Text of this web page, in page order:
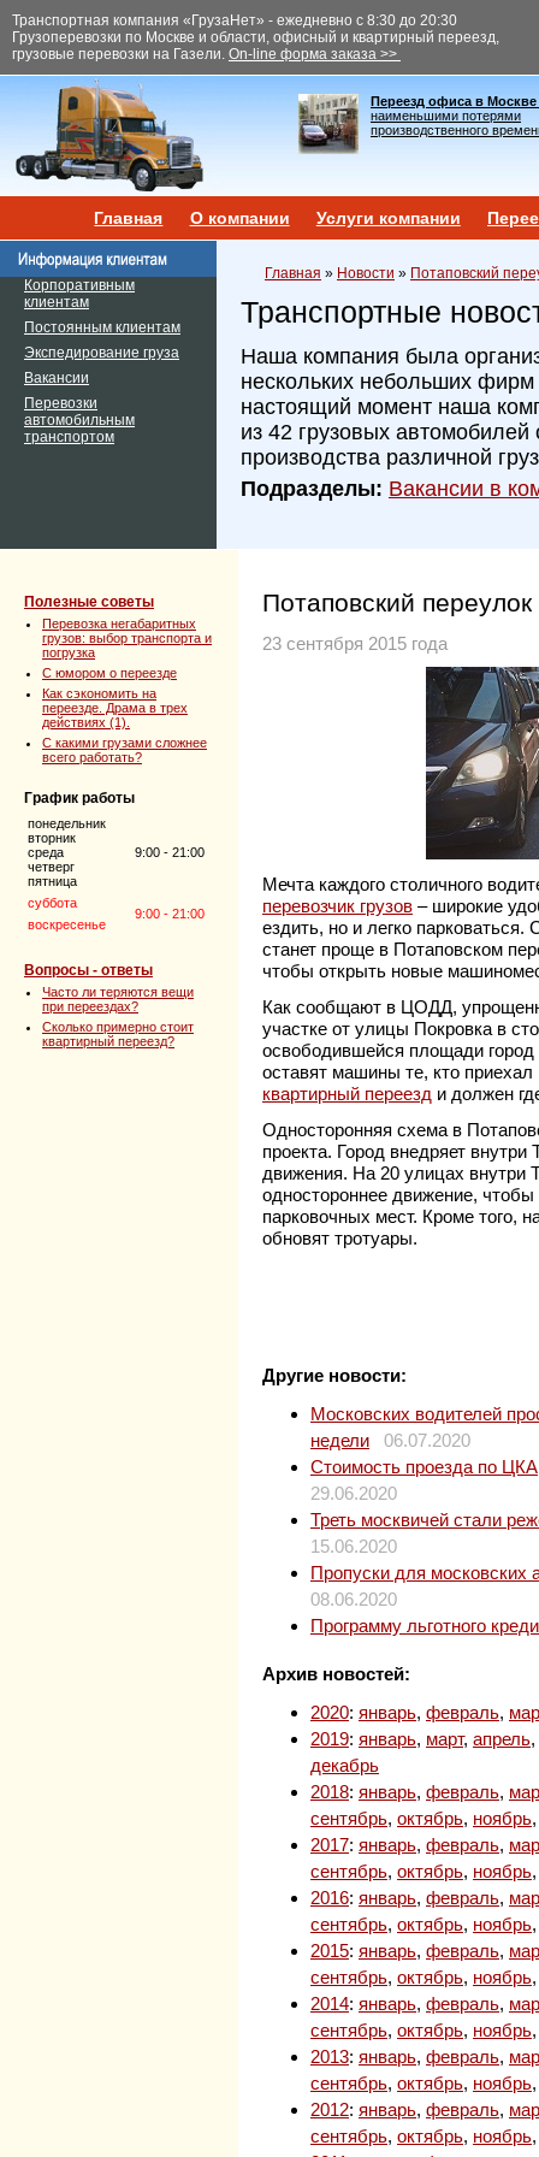
Транспортная компания «ГрузаНет» - ежедневно с 8:30 до 20:30
Грузоперевозки по Москве и области, офисный и квартирный переезд,
грузовые перевозки на Газели. On-line форма заказа >>
Переезд офиса в Москве
наименьшими потерями
производственного
Главная О компании Услуги компании
Корпоративным
клиентам
Постоянным клиентам
Экспедирование груза
Вакансии
Перевозки
автомобильным
транспортом
Главная » Новости » Потаповский
Транспортные
Наша компания была
нескольких небольших фирм
настоящий момент наша
из 42 грузовых автомобилей
производства различной
Подразделы: Вакансии в
Полезные советы
Перевозка негабаритных
грузов: выбор транспорта и
погрузка
C юмором о переезде
Как сэкономить на
переезде. Драма в трех
действиях (1).
С какими грузами сложнее
всего работать?
График работы
понедельник
вторник
среда
четверг
пятница
9:00 - 21:00
суббота
9:00 - 21:00
воскресенье
Вопросы - ответы
Часто ли теряются вещи
при переездах?
Сколько примерно стоит
квартирный переезд?
Потаповский
23 сентября 2015 года
Мечта каждого столичного
перевозчик грузов – широкие
ездить, но и легко
станет проще в Потаповском
чтобы открыть новые
Как сообщают в ЦОДД,
участке от улицы Покровка в
освободившейся площади город
оставят машины те, кто
квартирный переезд и должен
Односторонняя схема в
проекта. Город внедряет
движения. На 20 улицах внутри
одностороннее движение,
парковочных мест. Кроме того,
обновят тротуары.
Другие новости:
Московских водителей
недели
06.07.2020
Стоимость проезда по
29.06.2020
Треть москвичей стали
15.06.2020
Пропуски для московских
08.06.2020
Программу льготного
Архив новостей:
2020: январь, февраль,
2019: январь, март, апрель,
декабрь
2018: январь, февраль,
сентябрь, октябрь, ноябрь
2017: январь, февраль,
сентябрь, октябрь, ноябрь
2016: январь, февраль,
сентябрь, октябрь, ноябрь
2015: январь, февраль,
сентябрь, октябрь, ноябрь
2014: январь, февраль,
сентябрь, октябрь, ноябрь
2013: январь, февраль,
сентябрь, октябрь, ноябрь
2012: январь, февраль,
сентябрь, октябрь, ноябрь